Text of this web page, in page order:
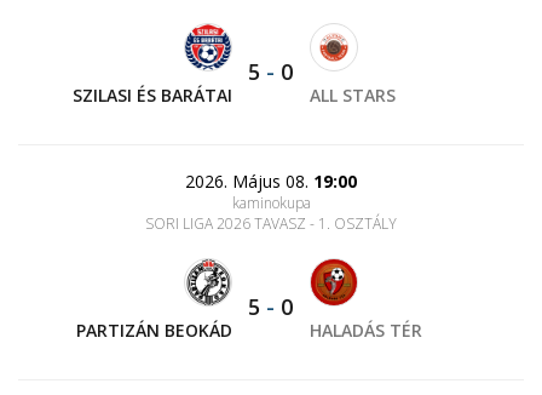
SZILASI ÉS BARÁTAI
5 - 0
ALL STARS
2026. Május 08. 19:00
kaminokupa
SORI LIGA 2026 TAVASZ - 1. OSZTÁLY
PARTIZÁN BEOKÁD
5 - 0
HALADÁS TÉR